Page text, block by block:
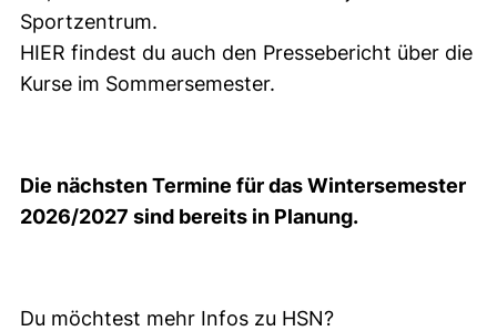
Sportzentrum.
HIER findest du auch den Pressebericht über die
Kurse im Sommersemester.
Die nächsten Termine für das Wintersemester
2026/2027 sind bereits in Planung.
Du möchtest mehr Infos zu HSN?